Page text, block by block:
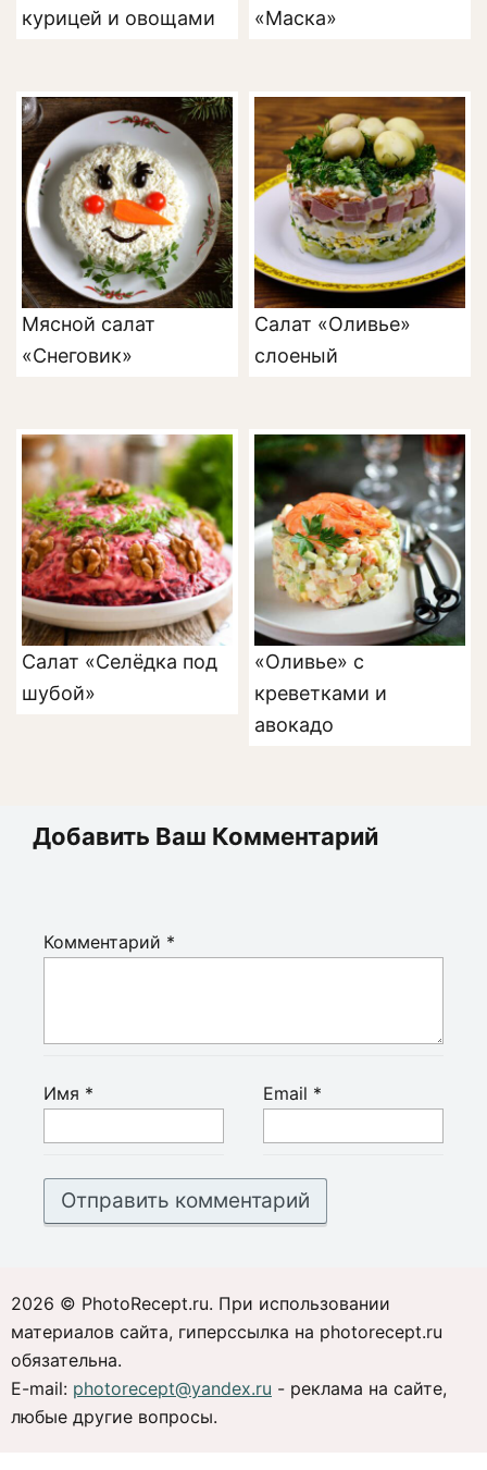
курицей и овощами
«Маска»
Мясной салат
«Снеговик»
Салат «Оливье»
слоеный
Салат «Селёдка под
шубой»
«Оливье» с
креветками и
авокадо
Добавить Ваш Комментарий
Комментарий *
Имя * Email *
2026 © PhotoRecept.ru. При использовании
материалов сайта, гиперссылка на photorecept.ru
обязательна.
E-mail: photorecept@yandex.ru - реклама на сайте,
любые другие вопросы.